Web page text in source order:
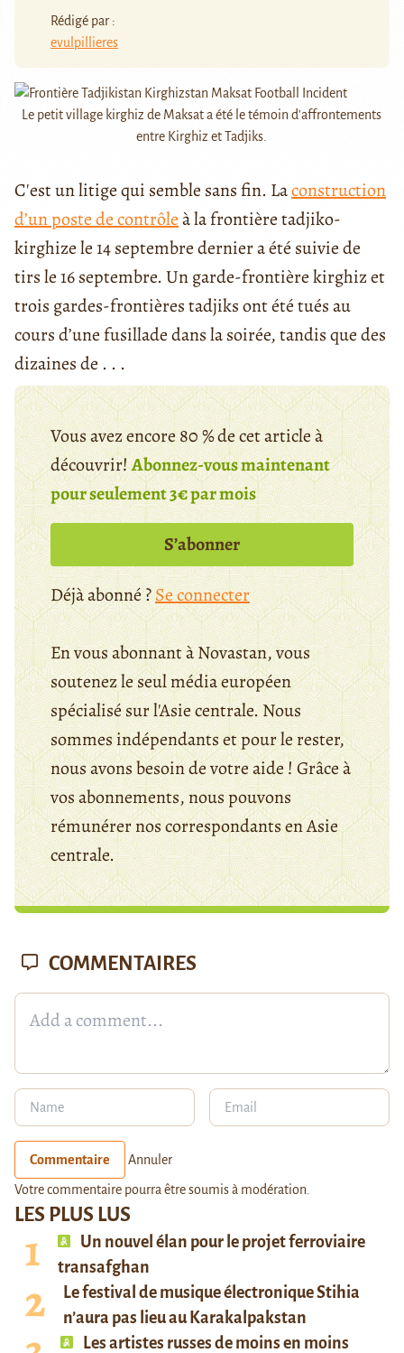
Rédigé par :
evulpillieres
Le petit village kirghiz de Maksat a été le témoin d'affrontements
entre Kirghiz et Tadjiks.
C'est un litige qui semble sans fin. Laconstruction
d’un poste de contrôleà la frontière tadjiko-
kirghize le 14 septembre dernier a été suivie de
tirs le 16 septembre. Un garde-frontière kirghiz et
trois gardes-frontières tadjiks ont été tués au
cours d’une fusillade dans la soirée, tandis que des
dizaines de . . .
Vous avez encore 80 % de cet article à
découvrir!Abonnez-vous maintenant
pour seulement 3€ par mois
S’abonner
Déjà abonné ?Se connecter
En vous abonnant à Novastan, vous
soutenez le seul média européen
spécialisé sur l'Asie centrale. Nous
sommes indépendants et pour le rester,
nous avons besoin de votre aide ! Grâce à
vos abonnements, nous pouvons
rémunérer nos correspondants en Asie
centrale.
LES PLUS LUS
Un nouvel élan pour le projet ferroviaire
transafghan
Le festival de musique électronique Stihia
n’aura pas lieu au Karakalpakstan
Les artistes russes de moins en moins
COMMENTAIRES
Commentaire Annuler
Votre commentaire pourra être soumis à modération.